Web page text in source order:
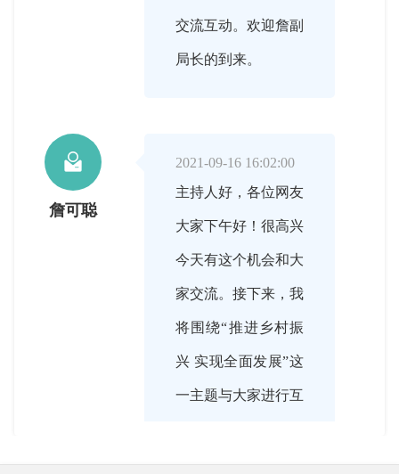
交流互动。欢迎詹副
局长的到来。

詹可聪
2021-09-16 16:02:00
主持人好，各位网友
大家下午好！很高兴
今天有这个机会和大
家交流。接下来，我
将围绕“推进乡村振
兴 实现全面发展”这
一主题与大家进行互